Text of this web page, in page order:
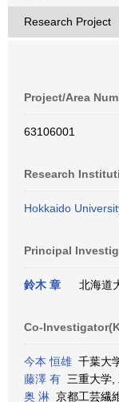
Research Project
Project/Area
63106001
Research
Hokkaido
Principal
鈴木 章 北海道
Co-
今本 恒雄 千葉大
藤澤 有 三重大学,
奥 淋 京都工芸繊